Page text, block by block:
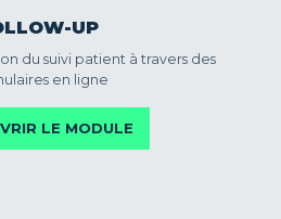
UP
du suivi patient à travers des
en ligne
LE MODULE